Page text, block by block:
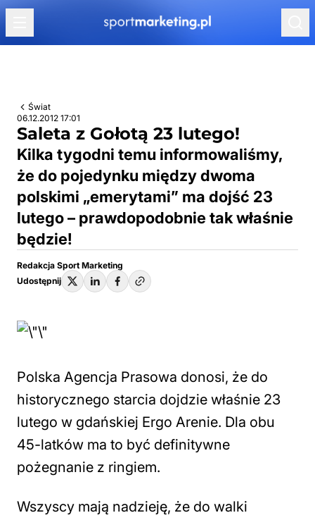
Przejdź do treści
Świat
06.12.2012 17:01
Saleta z Gołotą 23 lutego!
Kilka tygodni temu informowaliśmy,
że do pojedynku między dwoma
polskimi „emerytami” ma dojść 23
lutego – prawdopodobnie tak właśnie
będzie!
Redakcja Sport Marketing
Udostępnij
Polska Agencja Prasowa donosi, że do
historycznego starcia dojdzie właśnie 23
lutego w gdańskiej Ergo Arenie. Dla obu
45-latków ma to być definitywne
pożegnanie z ringiem.
Wszyscy mają nadzieję, że do walki